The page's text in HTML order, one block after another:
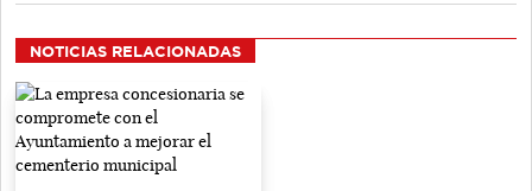
NOTICIAS RELACIONADAS